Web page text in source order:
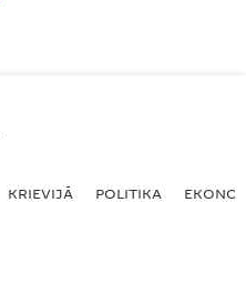
KRIEVIJĀ POLITIKA